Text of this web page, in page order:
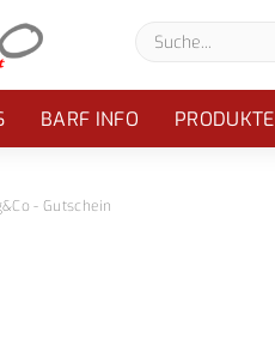
BARF INFO PRODUKTE
- Gutschein